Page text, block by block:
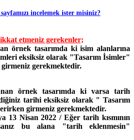
incelemek ister misiniz?
etmeniz gerekenler;
örnek tasarımda ki isim alanlarına
eksiksiz olarak "Tasarım İsimler"
girmeniz gerekmektedir.
örnek tasarımda ki varsa tarih
tarihi eksiksiz olarak " Tasarım
girmeniz gerekmektedir.
13 Nisan 2022 / Eğer tarih kısmının
bu alana "tarih eklenmesin"